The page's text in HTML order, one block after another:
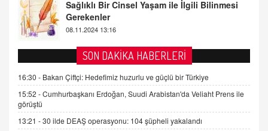
Tezkere Onaylanmasaydı…
2 Kasım 2021 Salı 00:11
AV. DOĞAN CAN DOĞAN
Kişisel verilerin korunması ve dijital hukukun
gelişimi
15.09.2025 16:17
SEHER EREK
Kış Ayları Geldi, Hangi Önlemler Alınmalı?
SON DAKİKA HABERLERİ
16:30 - Bakan Çiftçi: Hedefimiz huzurlu ve güçlü bir Türkiye
15:52 -Cumhurbaşkanı Erdoğan, Suudi Arabistan'da Veliaht Prens ile
görüştü
13:21 -30 ilde DEAŞ operasyonu: 104 şüpheli yakalandı